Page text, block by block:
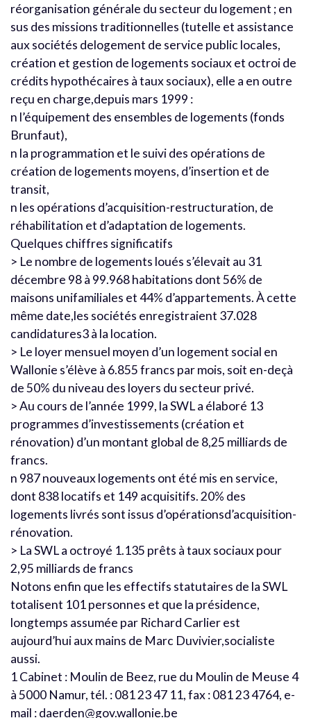
réorganisation générale du secteur du logement ; en
sus des missions traditionnelles (tutelle et assistance
aux sociétés delogement de service public locales,
création et gestion de logements sociaux et octroi de
crédits hypothécaires à taux sociaux), elle a en outre
reçu en charge,depuis mars 1999 :
n l’équipement des ensembles de logements (fonds
Brunfaut),
n la programmation et le suivi des opérations de
création de logements moyens, d’insertion et de
transit,
n les opérations d’acquisition-restructuration, de
réhabilitation et d’adaptation de logements.
Quelques chiffres significatifs
> Le nombre de logements loués s’élevait au 31
décembre 98 à 99.968 habitations dont 56% de
maisons unifamiliales et 44% d’appartements. À cette
même date,les sociétés enregistraient 37.028
candidatures3 à la location.
> Le loyer mensuel moyen d’un logement social en
Wallonie s’élève à 6.855 francs par mois, soit en-deçà
de 50% du niveau des loyers du secteur privé.
> Au cours de l’année 1999, la SWL a élaboré 13
programmes d’investissements (création et
rénovation) d’un montant global de 8,25 milliards de
francs.
n 987 nouveaux logements ont été mis en service,
dont 838 locatifs et 149 acquisitifs. 20% des
logements livrés sont issus d’opérationsd’acquisition-
rénovation.
> La SWL a octroyé 1.135 prêts à taux sociaux pour
2,95 milliards de francs
Notons enfin que les effectifs statutaires de la SWL
totalisent 101 personnes et que la présidence,
longtemps assumée par Richard Carlier est
aujourd’hui aux mains de Marc Duvivier,socialiste
aussi.
1 Cabinet : Moulin de Beez, rue du Moulin de Meuse 4
à 5000 Namur, tél. : 081 23 47 11, fax : 081 23 4764, e-
mail : daerden@gov.wallonie.be